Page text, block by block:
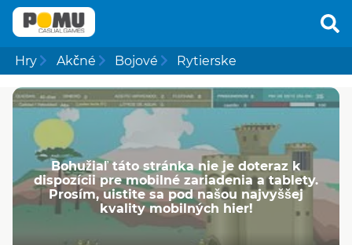
Hry Akčné Bojové Rytierske
Bohužiaľ táto stránka nie je doteraz k
dispozícii pre mobilné zariadenia a tablety.
Prosím, uistite sa pod našou najvyššej
kvality mobilných hier!